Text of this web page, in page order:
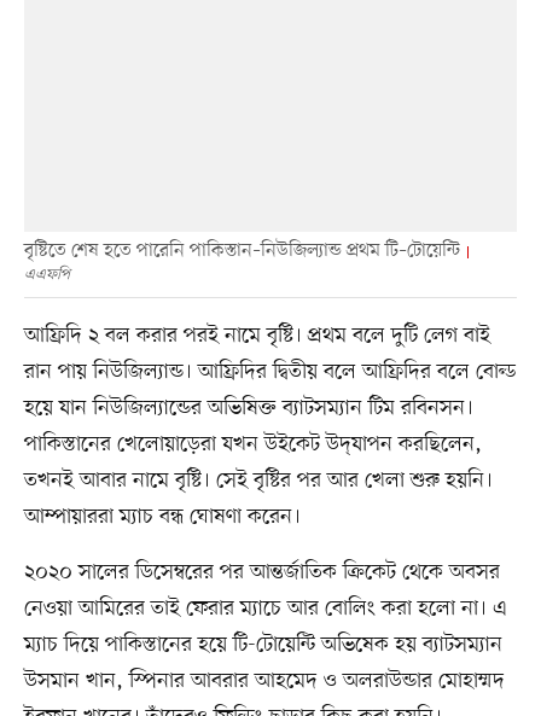
বৃষ্টিতে শেষ হতে পারেনি পাকিস্তান–নিউজিল্যান্ড প্রথম টি–টোয়েন্টি
এএফপি
আফ্রিদি ২ বল করার পরই নামে বৃষ্টি। প্রথম বলে দুটি লেগ বাই
রান পায় নিউজিল্যান্ড। আফ্রিদির দ্বিতীয় বলে আফ্রিদির বলে বোল্ড
হয়ে যান নিউজিল্যান্ডের অভিষিক্ত ব্যাটসম্যান টিম রবিনসন।
পাকিস্তানের খেলোয়াড়েরা যখন উইকেট উদ্‌যাপন করছিলেন,
তখনই আবার নামে বৃষ্টি। সেই বৃষ্টির পর আর খেলা শুরু হয়নি।
আম্পায়াররা ম্যাচ বন্ধ ঘোষণা করেন।
২০২০ সালের ডিসেম্বরের পর আন্তর্জাতিক ক্রিকেট থেকে অবসর
নেওয়া আমিরের তাই ফেরার ম্যাচে আর বোলিং করা হলো না। এ
ম্যাচ দিয়ে পাকিস্তানের হয়ে টি-টোয়েন্টি অভিষেক হয় ব্যাটসম্যান
উসমান খান, স্পিনার আবরার আহমেদ ও অলরাউন্ডার মোহাম্মদ